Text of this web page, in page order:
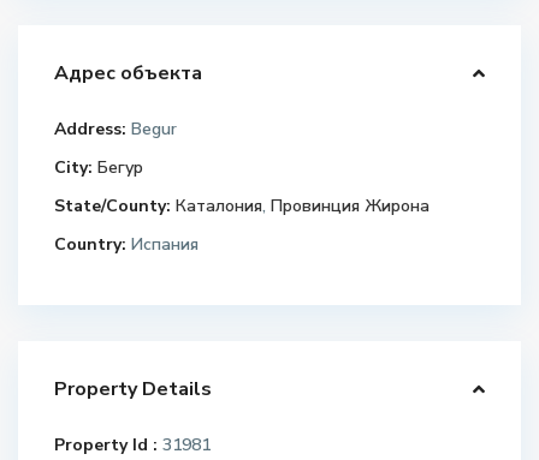
Адрес объекта
Address: Begur
City: Бегур
State/County: Каталония,Провинция Жирона
Country: Испания
Property Details
Property Id : 31981